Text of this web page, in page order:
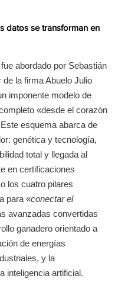
datos se transforman en
abordado por Sebastián
la firma Abuelo Julio
imponente modelo de
«desde el corazón
esquema abarca de
genética y tecnología,
total y llegada al
en certificaciones
los cuatro pilares
para «conectar el
avanzadas convertidas
ganadero orientado a
de energías
y la
inteligencia artificial.